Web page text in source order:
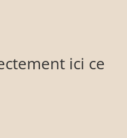
ici ce